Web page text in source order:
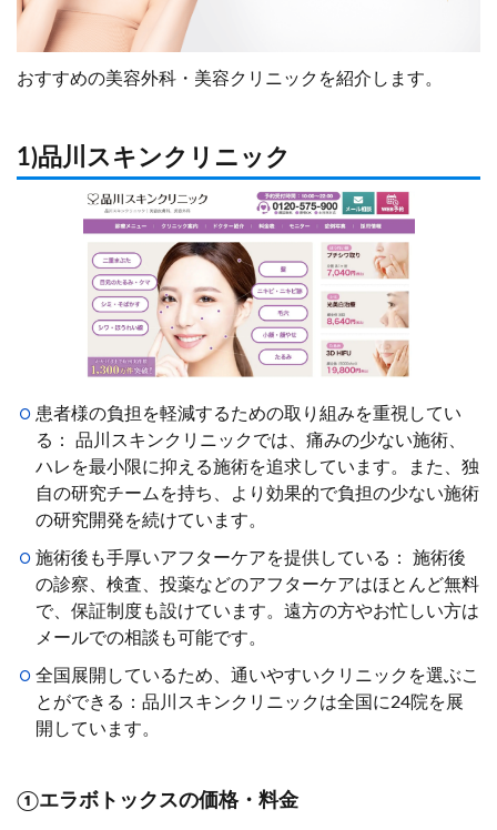
おすすめの美容外科・美容クリニックを紹介します。
1)品川スキンクリニック
患者様の負担を軽減するための取り組みを重視してい
る： 品川スキンクリニックでは、痛みの少ない施術、
ハレを最小限に抑える施術を追求しています。また、独
自の研究チームを持ち、より効果的で負担の少ない施術
の研究開発を続けています。
施術後も手厚いアフターケアを提供している： 施術後
の診察、検査、投薬などのアフターケアはほとんど無料
で、保証制度も設けています。遠方の方やお忙しい方は
メールでの相談も可能です。
全国展開しているため、通いやすいクリニックを選ぶこ
とができる：品川スキンクリニックは全国に24院を展
開しています。
①エラボトックスの価格・料金